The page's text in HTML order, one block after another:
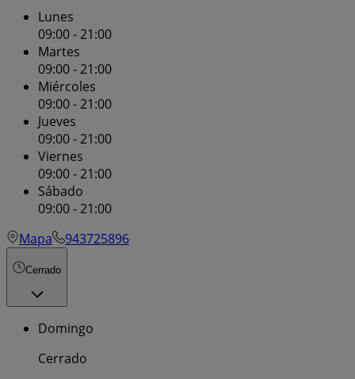
Lunes
09:00 - 21:00
Martes
09:00 - 21:00
Miércoles
09:00 - 21:00
Jueves
09:00 - 21:00
Viernes
09:00 - 21:00
Sábado
09:00 - 21:00
Mapa
943725896
Cerrado
Domingo
Cerrado